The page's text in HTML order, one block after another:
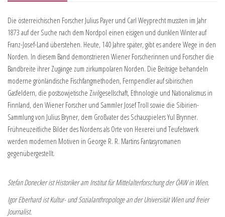
Die österreichischen Forscher Julius Payer und Carl Weyprecht mussten im Jahr
1873 auf der Suche nach dem Nordpol einen eisigen und dunklen Winter auf
Franz-Josef-Land überstehen. Heute, 140 Jahre später, gibt es andere Wege in den
Norden. In diesem Band demonstrieren Wiener Forscherinnen und Forscher die
Bandbreite ihrer Zugänge zum zirkumpolaren Norden. Die Beiträge behandeln
moderne grönländische Fischfangmethoden, Fernpendler auf sibirischen
Gasfeldern, die postsowjetische Zivilgesellschaft, Ethnologie und Nationalismus in
Finnland, den Wiener Forscher und Sammler Josef Troll sowie die Sibirien-
Sammlung von Julius Bryner, dem Großvater des Schauspielers Yul Brynner.
Frühneuzeitliche Bilder des Nordens als Orte von Hexerei und Teufelswerk
werden modernen Motiven in George R. R. Martins Fantasyromanen
gegenübergestellt.
Stefan Donecker ist Historiker am Institut für Mittelalterforschung der ÖAW in Wien.
Igor Eberhard ist Kultur- und Sozialanthropologe an der Universität Wien und freier
Journalist.